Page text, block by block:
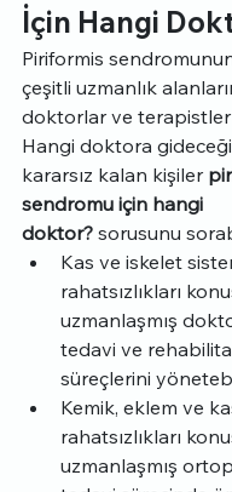
İçin Hangi
Piriformis
çeşitli uzmanlık
doktorlar ve terapistler
Hangi doktora
kararsız kalan kişiler
sendromu için hangi
doktor? sorusunu
Kas ve iskelet
rahatsızlıkları
uzmanlaşmış
tedavi ve
süreçlerini
Kemik, eklem ve
rahatsızlıkları
uzmanlaşmış